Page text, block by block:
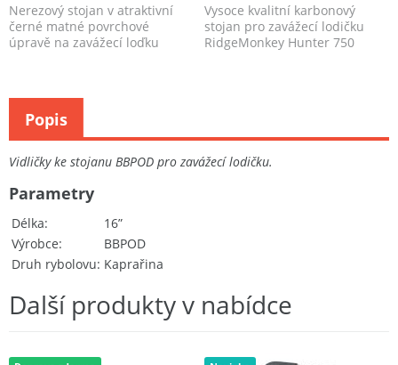
Nerezový stojan v atraktivní
černé matné povrchové
úpravě na zavážecí loďku
Vysoce kvalitní karbonový
stojan pro zavážecí lodičku
RidgeMonkey Hunter 750
Vidličky ke stojanu BBPOD pro zavážecí lodičku.
Délka
16”
Výrobce
BBPOD
Druh rybolovu Kaprařina
Parametry
Popis
Další produkty v nabídce